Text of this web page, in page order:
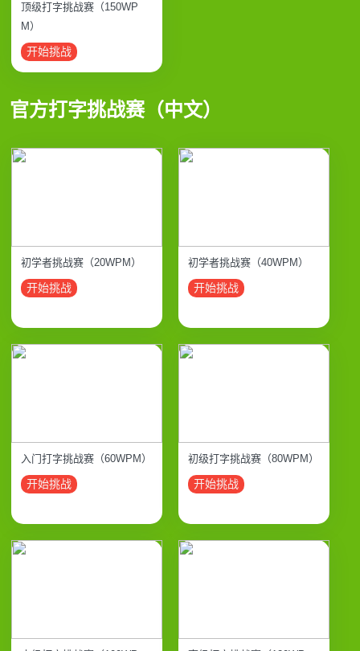
顶级打字挑战赛（150WP
M）
开始挑战
官方打字挑战赛（中文）
初学者挑战赛（20WPM）
开始挑战
初学者挑战赛（40WPM）
开始挑战
入门打字挑战赛（60WPM）
开始挑战
初级打字挑战赛（80WPM）
开始挑战